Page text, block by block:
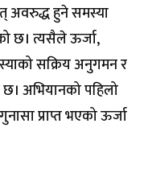
अवरुद्ध हुने समस्या
छ। त्यसैले ऊर्जा,
सक्रिय अनुगमन र
अभियानको पहिलो
प्राप्त भएको ऊर्जा